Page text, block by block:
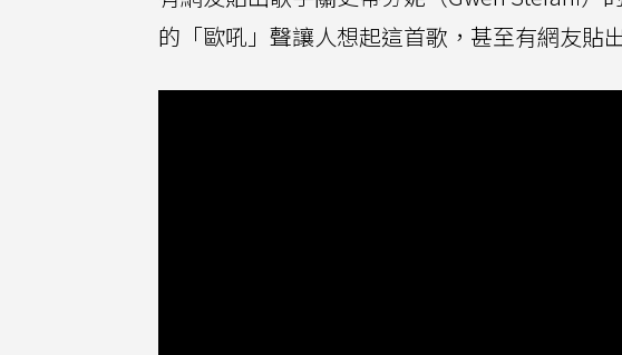
的「歐吼」聲讓人想起這首歌，甚至有網友貼